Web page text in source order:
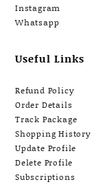
Instagram
Whatsapp
Useful Links
Refund Policy
Order Details
Track Package
Shopping History
Update Profile
Delete Profile
Subscriptions